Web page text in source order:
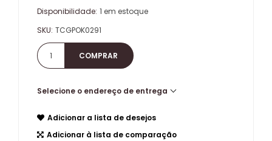
Disponibilidade: 1 em estoque
SKU: TCGPOK0291
Selecione o endereço de entrega
Adicionar a lista de desejos
Adicionar à lista de comparação